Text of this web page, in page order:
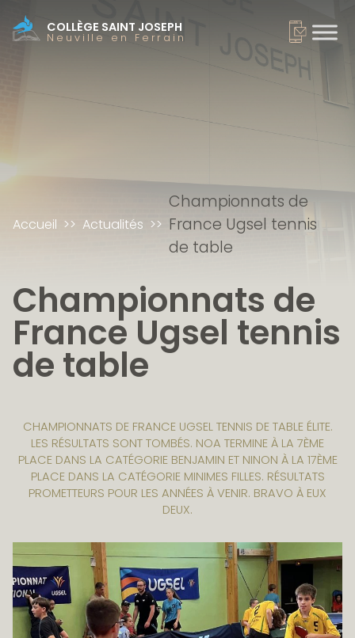
COLLÈGE SAINT JOSEPH
Neuville en Ferrain
Accueil Actualités
Championnats de
France Ugsel tennis
de table
Championnats de
France Ugsel tennis
de table
CHAMPIONNATS DE FRANCE UGSEL TENNIS DE TABLE ÉLITE.
LES RÉSULTATS SONT TOMBÉS. NOA TERMINE À LA 7ÈME
PLACE DANS LA CATÉGORIE BENJAMIN ET NINON À LA 17ÈME
PLACE DANS LA CATÉGORIE MINIMES FILLES. RÉSULTATS
PROMETTEURS POUR LES ANNÉES À VENIR. BRAVO À EUX
DEUX.